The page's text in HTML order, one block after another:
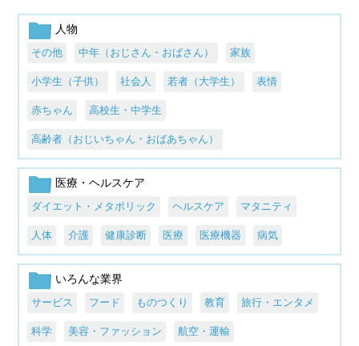
人物
その他 中年（おじさん・おばさん） 家族
小学生（子供） 社会人 若者（大学生） 表情
赤ちゃん 高校生・中学生
高齢者（おじいちゃん・おばあちゃん）
医療・ヘルスケア
ダイエット・メタボリック ヘルスケア マタニティ
人体 介護 健康診断 医療 医療機器 病気
いろんな業界
サービス フード ものつくり 教育 旅行・エンタメ
科学 美容・ファッション 航空・運輸